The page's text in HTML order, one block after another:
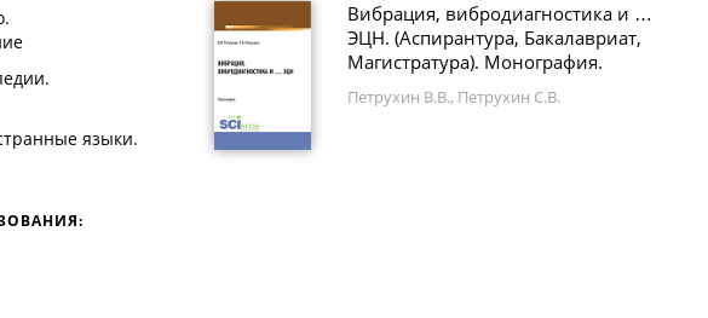
языки.
Вибрация, вибродиагностика и …
ЭЦН. (Аспирантура, Бакалавриат,
Магистратура). Монография.
Петрухин В.В., Петрухин С.В.